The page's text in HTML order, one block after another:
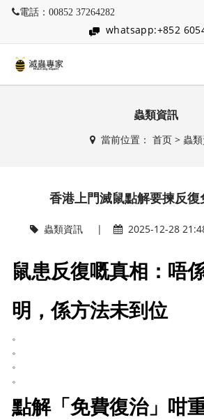
電話：00852 37264282
whatsapp:+852
蟲類資訊
當前位置： 首页> 蟲
香港上門滅鼠點解要揀反復
蟲類資訊| 2025-12-28
鼠患反復嘅真相：唔
明，係方法未到位
。
。
。
。
點解「免費復治」咁